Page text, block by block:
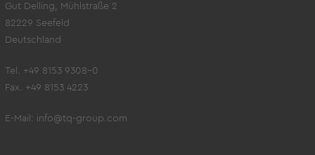
Gut Delling, Mühlstraße 2
82229 Seefeld
Deutschland
Tel. +49 8153 9308-0
Fax. +49 8153 4223
E-Mail: info@tq-group.com